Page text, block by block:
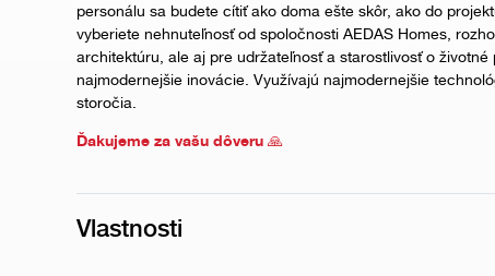
personálu sa budete cítiť ako doma ešte skôr, ako do
vyberiete nehnuteľnosť od spoločnosti AEDAS Homes,
architektúru, ale aj pre udržateľnosť a starostlivosť o
najmodernejšie inovácie. Využívajú najmodernejšie
storočia.
Ďakujeme za vašu dôveru 🙏
Vlastnosti